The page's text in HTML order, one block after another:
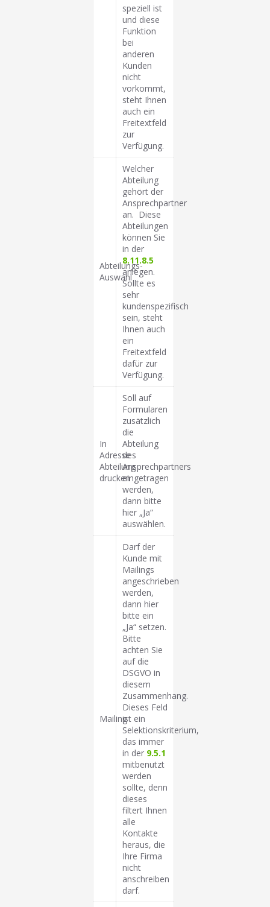
speziell ist
und diese
Funktion
bei
anderen
Kunden
nicht
vorkommt,
steht Ihnen
auch ein
Freitextfeld
zur
Verfügung.
Abteilungs-
Auswahl
Welcher
Abteilung
gehört der
Ansprechpartner
an. Diese
Abteilungen
können Sie
in der
8.11.8.5
anlegen.
Sollte es
sehr
kundenspezifisch
sein, steht
Ihnen auch
ein
Freitextfeld
dafür zur
Verfügung.
In
Adresse
Abteilung
drucken
Soll auf
Formularen
zusätzlich
die
Abteilung
des
Ansprechpartners
eingetragen
werden,
dann bitte
hier „Ja“
auswählen.
Mailing
Darf der
Kunde mit
Mailings
angeschrieben
werden,
dann hier
bitte ein
„Ja“ setzen.
Bitte
achten Sie
auf die
DSGVO in
diesem
Zusammenhang.
Dieses Feld
ist ein
Selektionskriterium,
das immer
in der 9.5.1
mitbenutzt
werden
sollte, denn
dieses
filtert Ihnen
alle
Kontakte
heraus, die
Ihre Firma
nicht
anschreiben
darf.